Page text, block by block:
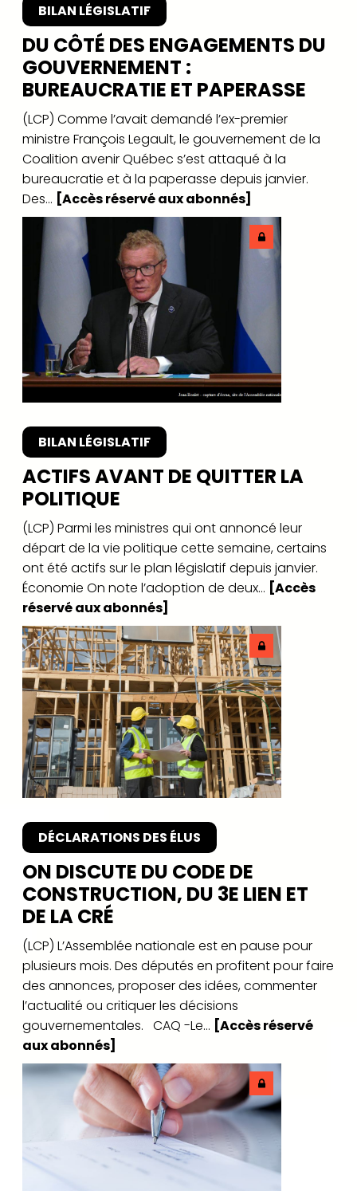
BILAN LÉGISLATIF
DU CÔTÉ DES ENGAGEMENTS DU
GOUVERNEMENT :
BUREAUCRATIE ET PAPERASSE
(LCP) Comme l’avait demandé l’ex-premier
ministre François Legault, le gouvernement de la
Coalition avenir Québec s’est attaqué à la
bureaucratie et à la paperasse depuis janvier.
Des... [Accès réservé aux abonnés]
BILAN LÉGISLATIF
ACTIFS AVANT DE QUITTER LA
POLITIQUE
(LCP) Parmi les ministres qui ont annoncé leur
départ de la vie politique cette semaine, certains
ont été actifs sur le plan législatif depuis janvier.
Économie On note l’adoption de deux... [Accès
réservé aux abonnés]
DÉCLARATIONS DES ÉLUS
ON DISCUTE DU CODE DE
CONSTRUCTION, DU 3E LIEN ET
DE LA CRÉ
(LCP) L’Assemblée nationale est en pause pour
plusieurs mois. Des députés en profitent pour faire
des annonces, proposer des idées, commenter
l’actualité ou critiquer les décisions
gouvernementales. CAQ -Le... [Accès réservé
aux abonnés]